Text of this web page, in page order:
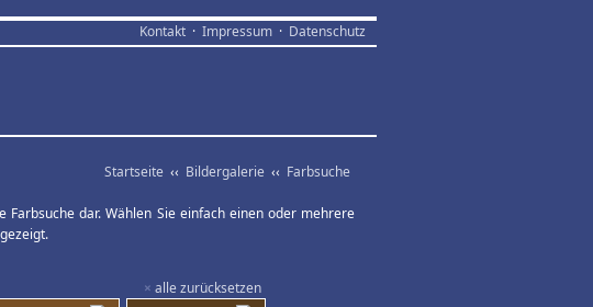
Kontakt · Impressum · Datenschutz
Startseite ‹‹ Bildergalerie ‹‹ Farbsuche
dar. Wählen Sie einfach einen oder mehrere
× alle zurücksetzen